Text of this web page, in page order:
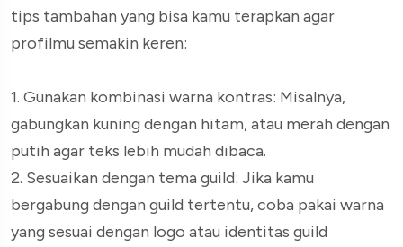
tips tambahan yang bisa kamu terapkan agar
profilmu semakin keren:
1. Gunakan kombinasi warna kontras: Misalnya,
gabungkan kuning dengan hitam, atau merah dengan
putih agar teks lebih mudah dibaca.
2. Sesuaikan dengan tema guild: Jika kamu
bergabung dengan guild tertentu, coba pakai warna
yang sesuai dengan logo atau identitas guild